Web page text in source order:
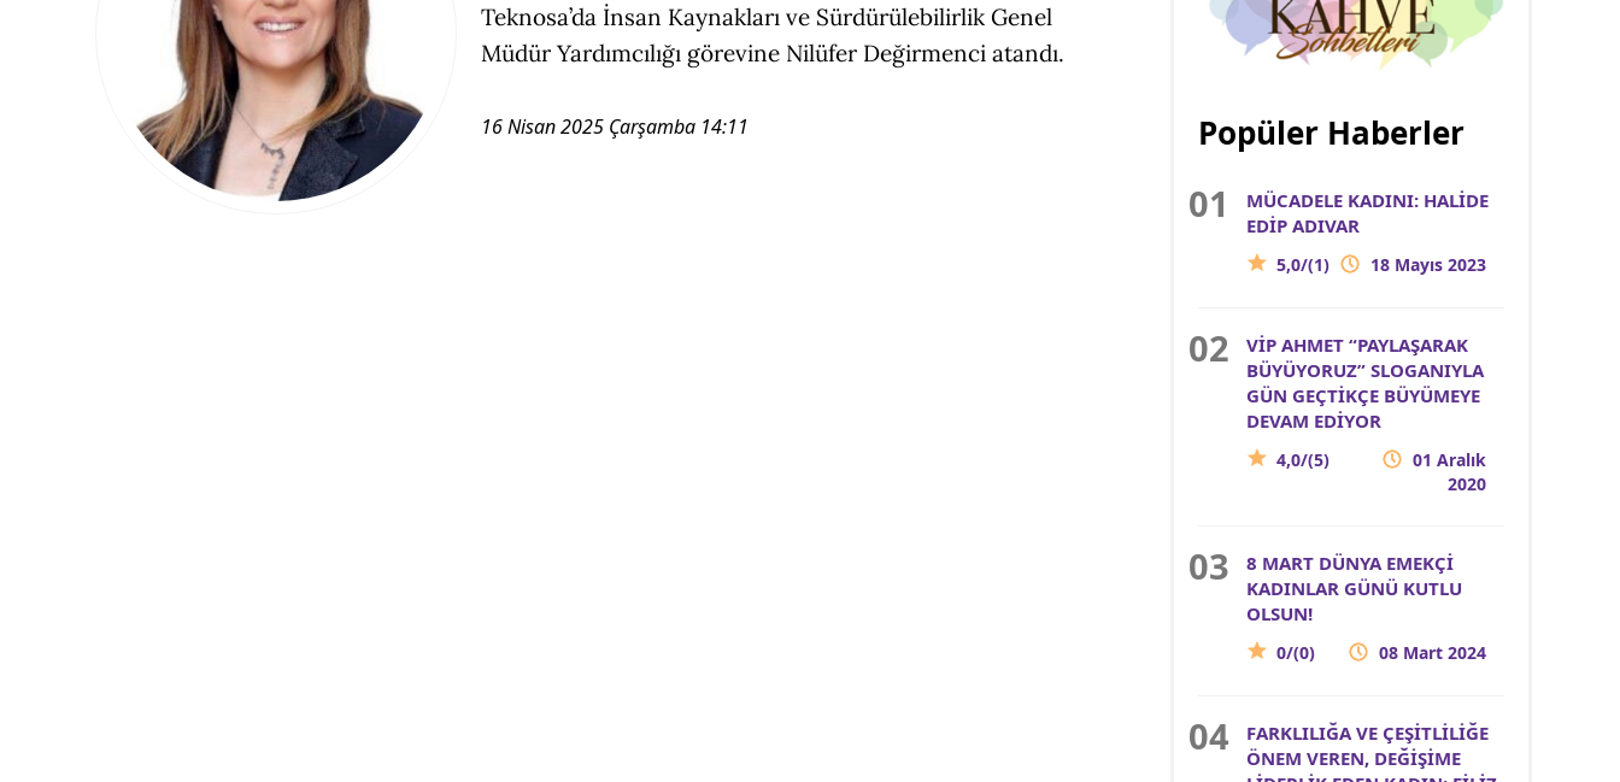
Teknosa’da İnsan Kaynakları ve Sürdürülebilirlik Genel
Müdür Yardımcılığı görevine Nilüfer Değirmenci atandı.
16 Nisan 2025 Çarşamba 14:11 Popüler Haberler
MÜCADELE KADINI: HALİDE
EDİP ADIVAR
5,0/(1) 18 Mayıs 2023
VİP AHMET “PAYLAŞARAK
BÜYÜYORUZ” SLOGANIYLA
GÜN GEÇTİKÇE BÜYÜMEYE
DEVAM EDİYOR
4,0/(5)
01 Aralık
2020
8 MART DÜNYA EMEKÇİ
KADINLAR GÜNÜ KUTLU
OLSUN!
0/(0) 08 Mart 2024
FARKLILIĞA VE ÇEŞİTLİLİĞE
ÖNEM VEREN, DEĞİŞİME